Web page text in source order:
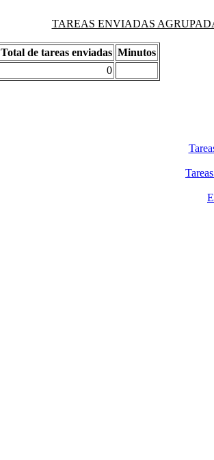
TAREAS ENVIADAS
Total de tareas enviadas Minutos
0